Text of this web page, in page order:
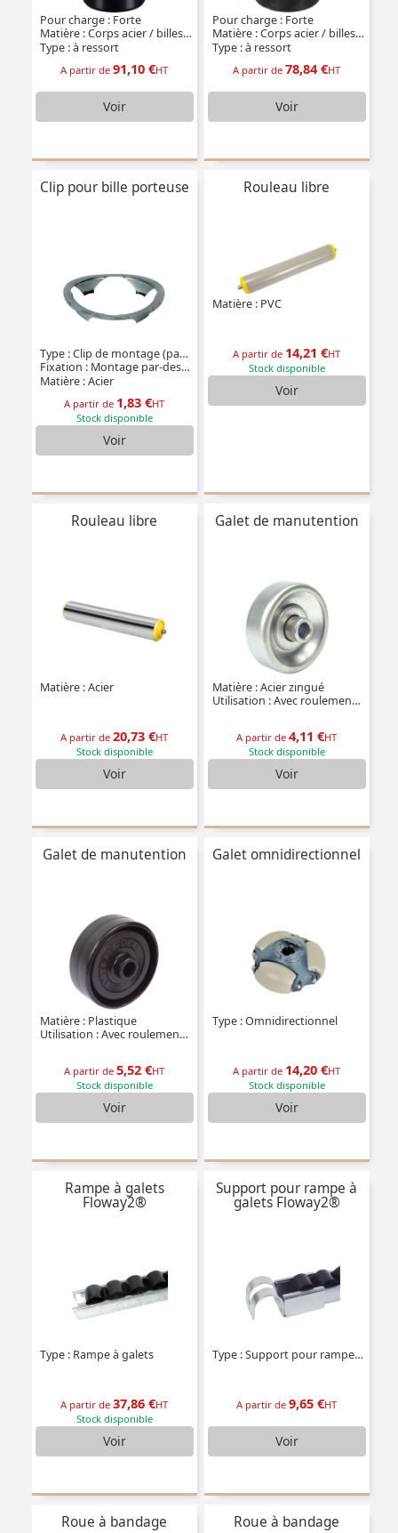
Pour charge : Forte
Matière : Corps acier / billes acier
Type : à ressort
A partir de91,10 €HT
Voir
Pour charge : Forte
Matière : Corps acier / billes acier
Type : à ressort
A partir de78,84 €HT
Voir
Clip pour bille porteuse
Type : Clip de montage (par-dessus)
Fixation : Montage par-dessus
Matière : Acier
A partir de 1,83 €HT
Stock disponible
Voir
Rouleau libre
Matière : PVC
A partir de 14,21 €HT
Stock disponible
Voir
Rouleau libre
Matière : Acier
A partir de20,73 €HT
Stock disponible
Voir
Galet de manutention
Matière : Acier zingué
Utilisation : Avec roulement à billes
A partir de4,11 €HT
Stock disponible
Voir
Galet de manutention
Matière : Plastique
Utilisation : Avec roulement à billes
A partir de5,52 €HT
Stock disponible
Voir
Galet omnidirectionnel
Type : Omnidirectionnel
A partir de 14,20 €HT
Stock disponible
Voir
Rampe à galets
Floway2®
Type : Rampe à galets
A partir de37,86 €HT
Stock disponible
Voir
Support pour rampe à
galets Floway2®
Type : Support pour rampe à galet
A partir de9,65 €HT
Voir
Roue à bandage Roue à bandage